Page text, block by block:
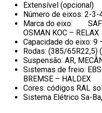
Extensível (opcional)
Número de eixos: 2-3-
Marca do eixo: SAF
OSMAN KOC – RELAX
Capacidade do eixo:
Rodas: (385/65R22,5)
Suspensão: AR,
Sistemas de freio:
BREMSE – HALDEX
Cores: códigos RAL
Sistema Elétrico Sa-